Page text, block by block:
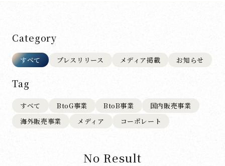
Category
すべて プレスリリース メディア掲載 お知らせ
Tag
すべて BtoG事業 BtoB事業
国内販売事業
海外販売事業
メディア コーポレート
No Result